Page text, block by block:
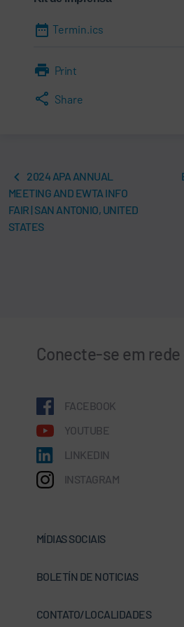
Termin.ics
Print
Share
2024 APA ANNUAL
MEETING AND EWTA INFO
FAIR | SAN ANTONIO, UNITED
STATES
Conecte-se em
FACEBOOK
YOUTUBE
LINKEDIN
INSTAGRAM
MÍDIAS SOCIAIS
BOLETÍN DE NOTICIAS
CONTATO/LOCALIDADES